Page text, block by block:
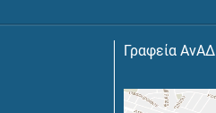
Γραφεία ΑνΑΔ